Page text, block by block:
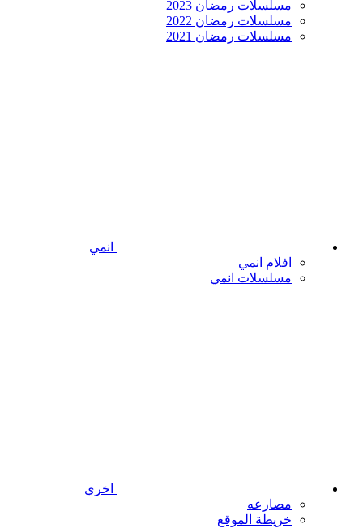
مسلسلات رمضان 2023
مسلسلات رمضان 2022
مسلسلات رمضان 2021
انمي
افلام انمي
مسلسلات انمي
اخري
مصارعه
خريطة الموقع